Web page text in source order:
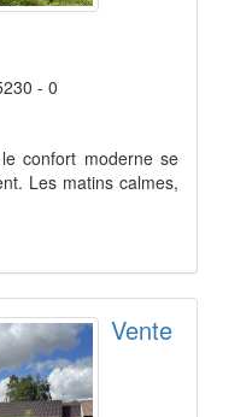
- 0
confort moderne se
Les matins calmes,
Vente